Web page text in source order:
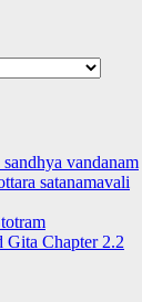
vandanam
satanamavali
Gita Chapter 2.2